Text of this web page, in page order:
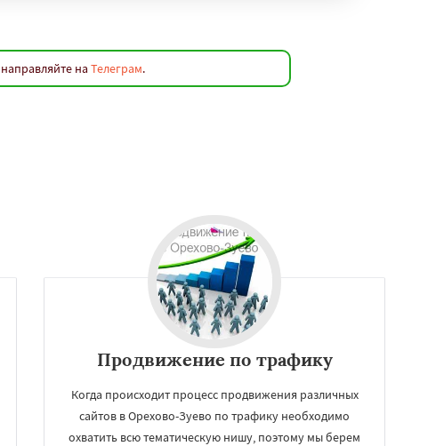
на Телеграм.
Продвижение по трафику
Когда происходит процесс продвижения различных
сайтов в Орехово-Зуево по трафику необходимо
охватить всю тематическую нишу, поэтому мы берем